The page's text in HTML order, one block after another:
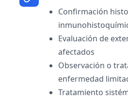
Confirmación
Evaluación de
afectados
Observación o
enfermedad
Tratamiento